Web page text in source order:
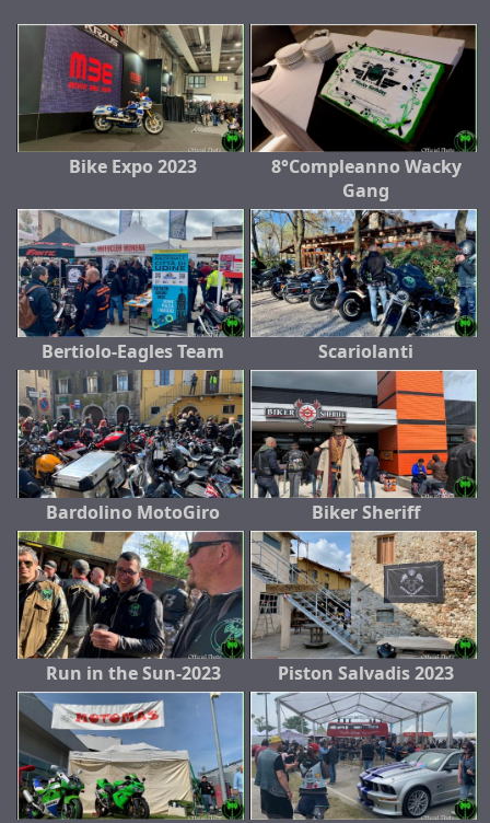
Bike Expo 2023
8°Compleanno Wacky
Gang
Bertiolo-Eagles Team Scariolanti
Bardolino MotoGiro Biker Sheriff
Run in the Sun-2023 Piston Salvadis 2023